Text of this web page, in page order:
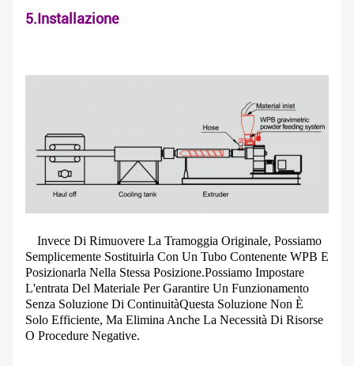
5.Installazione
Invece Di Rimuovere La Tramoggia Originale, Possiamo
Semplicemente Sostituirla Con Un Tubo Contenente WPB E
Posizionarla Nella Stessa Posizione.possiamo Impostare
L'entrata Del Materiale Per Garantire Un Funzionamento
Senza Soluzione Di ContinuitàQuesta Soluzione Non È
Solo Efficiente, Ma Elimina Anche La Necessità Di Risorse
O Procedure Negative.